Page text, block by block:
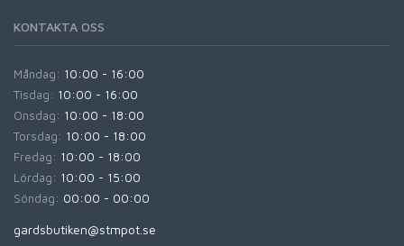
KONTAKTA OSS
Måndag: 10:00 - 16:00
Tisdag: 10:00 - 16:00
Onsdag: 10:00 - 18:00
Torsdag: 10:00 - 18:00
Fredag: 10:00 - 18:00
Lördag: 10:00 - 15:00
Söndag: 00:00 - 00:00
gardsbutiken@stmpot.se